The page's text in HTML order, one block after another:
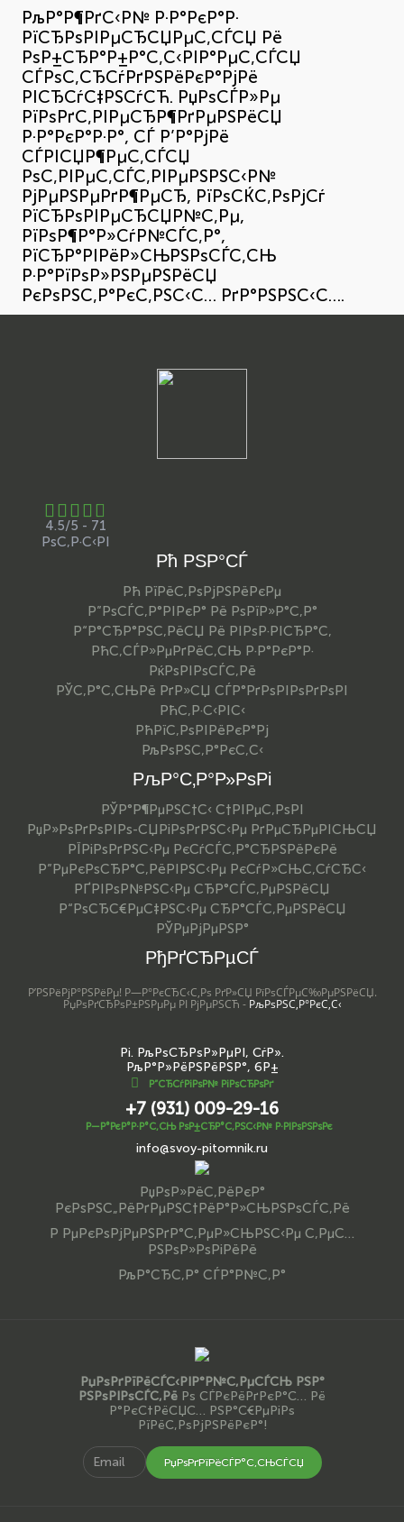
РљР°Р¶РґС‹Р№ Р·Р°РєР°Р·
РїСЂРѕРІРµСЂСЏРµС‚СЃСЏ Рё
РѕР±СЂР°Р±Р°С‚С‹РІР°РµС‚СЃСЏ
СЃРѕС‚СЂСѓРґРЅРёРєР°РјРё
РІСЂСѓС‡РЅСѓСЋ. РџРѕСЃР»Рµ
РїРѕРґС‚РІРµСЂР¶РґРµРЅРёСЏ
Р·Р°РєР°Р·Р°, СЃ Р’Р°РјРё
СЃРІСЏР¶РµС‚СЃСЏ
РѕС‚РІРµС‚СЃС‚РІРµРЅРЅС‹Р№
РјРµРЅРµРґР¶РµСЂ, РїРѕСЌС‚РѕРјСѓ
РїСЂРѕРІРµСЂСЏР№С‚Рµ,
РїРѕР¶Р°Р»СѓР№СЃС‚Р°,
РїСЂР°РІРёР»СЊРЅРѕСЃС‚СЊ
Р·Р°РїРѕР»РЅРµРЅРёСЏ
РєРѕРЅС‚Р°РєС‚РЅС‹С… РґР°РЅРЅС‹С….
4.5/5 - 71
РѕС‚Р·С‹РІ
Рћ РЅР°СЃ
Рћ РїРёС‚РѕРјРЅРёРєРµ
Р”РѕСЃС‚Р°РІРєР° Рё РѕРїР»Р°С‚Р°
Р“Р°СЂР°РЅС‚РёСЏ Рё РІРѕР·РІСЂР°С‚
РћС‚СЃР»РµРґРёС‚СЊ Р·Р°РєР°Р·
РќРѕРІРѕСЃС‚Рё
РЎС‚Р°С‚СЊРё РґР»СЏ СЃР°РґРѕРІРѕРґРѕРІ
РћС‚Р·С‹РІС‹
РћРїС‚РѕРІРёРєР°Рј
РљРѕРЅС‚Р°РєС‚С‹
РљР°С‚Р°Р»РѕРі
РЎР°Р¶РµРЅС†С‹ С†РІРµС‚РѕРІ
РџР»РѕРґРѕРІРѕ-СЏРіРѕРґРЅС‹Рµ РґРµСЂРµРІСЊСЏ
РЇРіРѕРґРЅС‹Рµ РєСѓСЃС‚Р°СЂРЅРёРєРё
Р”РµРєРѕСЂР°С‚РёРІРЅС‹Рµ РєСѓР»СЊС‚СѓСЂС‹
РҐРІРѕР№РЅС‹Рµ СЂР°СЃС‚РµРЅРёСЏ
Р“РѕСЂС€РµС‡РЅС‹Рµ СЂР°СЃС‚РµРЅРёСЏ
РЎРµРјРµРЅР°
РђРґСЂРµСЃ
Р’РЅРёРјР°РЅРёРµ! Р—Р°РєСЂС‹С‚Рѕ РґР»СЏ РїРѕСЃРµС‰РµРЅРёСЏ.
РџРѕРґСЂРѕР±РЅРµРµ РІ РјРµРЅСЋ - РљРѕРЅС‚Р°РєС‚С‹
Рі. РљРѕСЂРѕР»РµРІ, СѓР».
РљР°Р»РёРЅРёРЅР°, 6Р±
Р”СЂСѓРіРѕР№ РіРѕСЂРѕРґ
+7 (931) 009-29-16
Р—Р°РєР°Р·Р°С‚СЊ РѕР±СЂР°С‚РЅС‹Р№ Р·РІРѕРЅРѕРє
info@svoy-pitomnik.ru
РџРѕР»РёС‚РёРєР°
РєРѕРЅС„РёРґРµРЅС†РёР°Р»СЊРЅРѕСЃС‚Рё
Р РµРєРѕРјРµРЅРґР°С‚РµР»СЊРЅС‹Рµ С‚РµС…
РЅРѕР»РѕРіРёРё
РљР°СЂС‚Р° СЃР°Р№С‚Р°
РџРѕРґРїРёСЃС‹РІР°Р№С‚РµСЃСЊ РЅР°
РЅРѕРІРѕСЃС‚Рё Рѕ СЃРєРёРґРєР°С… Рё
Р°РєС†РёСЏС… РЅР°С€РµРіРѕ
РїРёС‚РѕРјРЅРёРєР°!
РџРѕРґРїРёСЃР°С‚СЊСЃСЏ